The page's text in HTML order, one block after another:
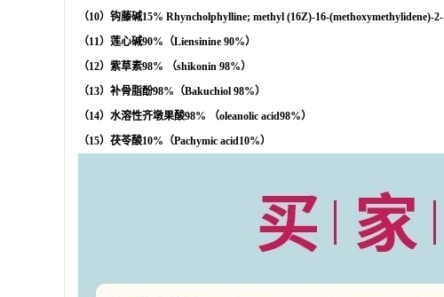
（10）钩藤碱15% Rhyncholphylline; methyl (16Z)-16-(methoxymethylidene)-2-
（11）莲心碱90% （Liensinine 90%）
（12）紫草素98% （shikonin 98%）
（13）补骨脂酚98% （Bakuchiol 98%）
（14）水溶性齐墩果酸98% （oleanolic acid98%）
（15）茯苓酸10% （Pachymic acid10%）